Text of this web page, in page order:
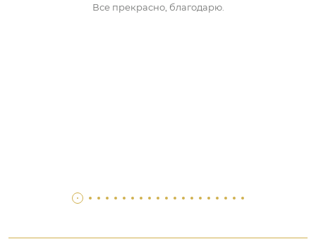
Все прекрасно, благодарю.